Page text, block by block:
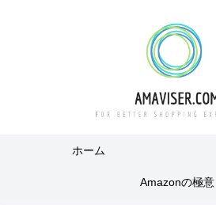
ホーム
Amazonの極意